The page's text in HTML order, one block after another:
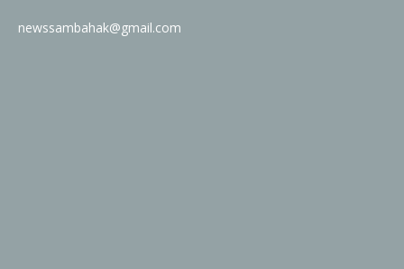
newssambahak@gmail.com